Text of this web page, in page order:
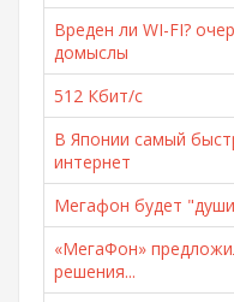
Вреден ли WI-FI?
домыслы
512 Кбит/с
В Японии самый
интернет
Мегафон будет
«МегаФон»
решения...